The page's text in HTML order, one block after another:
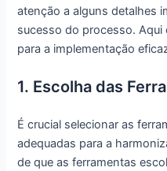
atenção a alguns detalhes
sucesso do processo. Aqui
para a implementação
1. Escolha das
É crucial selecionar as
adequadas para a
de que as ferramentas